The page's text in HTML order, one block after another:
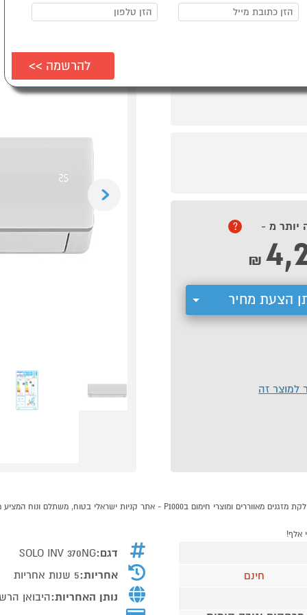
יותר מ - ?
₪
הצעת מחיר
למוצר זה
חינם
דגם:SOLO INV 370NG
אחריות:5 שנות אחריות
נותן האחריות:היבואן